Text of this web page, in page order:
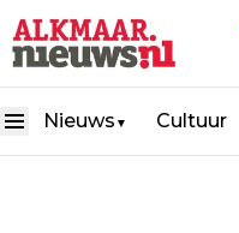
Nieuws ▼ Cultuur